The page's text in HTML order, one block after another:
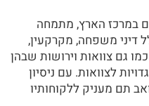
במרכז הארץ, מתמחה
דיני משפחה, מקרקעין,
גם צוואות וירושות שבהן
לצוואות. עם ניסיון
תם מעניק ללקוחותיו